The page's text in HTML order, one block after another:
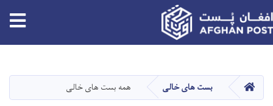
main
content
HOME بست های خالی همه بست های خالی